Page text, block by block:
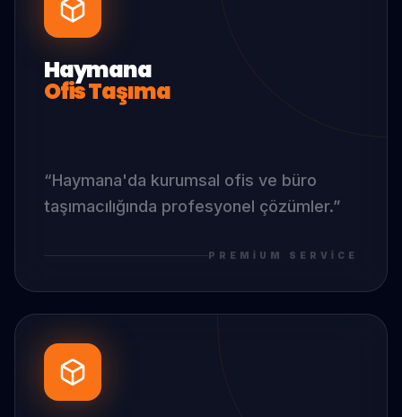
Haymana
Ofis Taşıma
“Haymana'da kurumsal ofis ve büro
taşımacılığında profesyonel çözümler.”
PREMIUM SERVICE